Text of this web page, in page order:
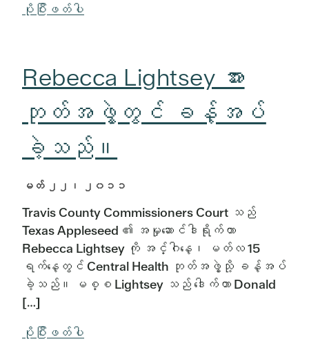
ပိုပြီးဖတ်ပါ
Rebecca Lightsey အား
ဘုတ်အဖွဲ့တွင် ခန့်အပ်
ခဲ့သည်။
မတ် ၂၂၊ ၂၀၁၁
Travis County Commissioners Court သည်
Texas Appleseed ၏ အမှုဆောင်ဒါရိုက်တာ
Rebecca Lightsey ကို အင်္ဂါနေ့၊ မတ်လ 15
ရက်နေ့တွင် Central Health ဘုတ်အဖွဲ့သို့ ခန့်အပ်
ခဲ့သည်။ မစ္စ Lightsey သည် ဒေါက်တာ Donald
[…]
ပိုပြီးဖတ်ပါ